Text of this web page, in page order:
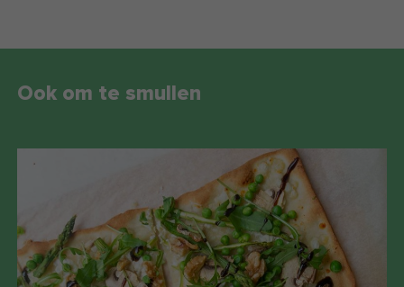
Ook om te smullen